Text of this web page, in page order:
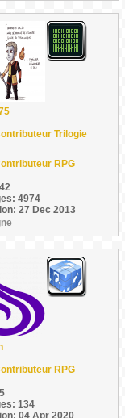
Trilogie
RPG
4974
27 Dec 2013
RPG
134
04 Apr 2020